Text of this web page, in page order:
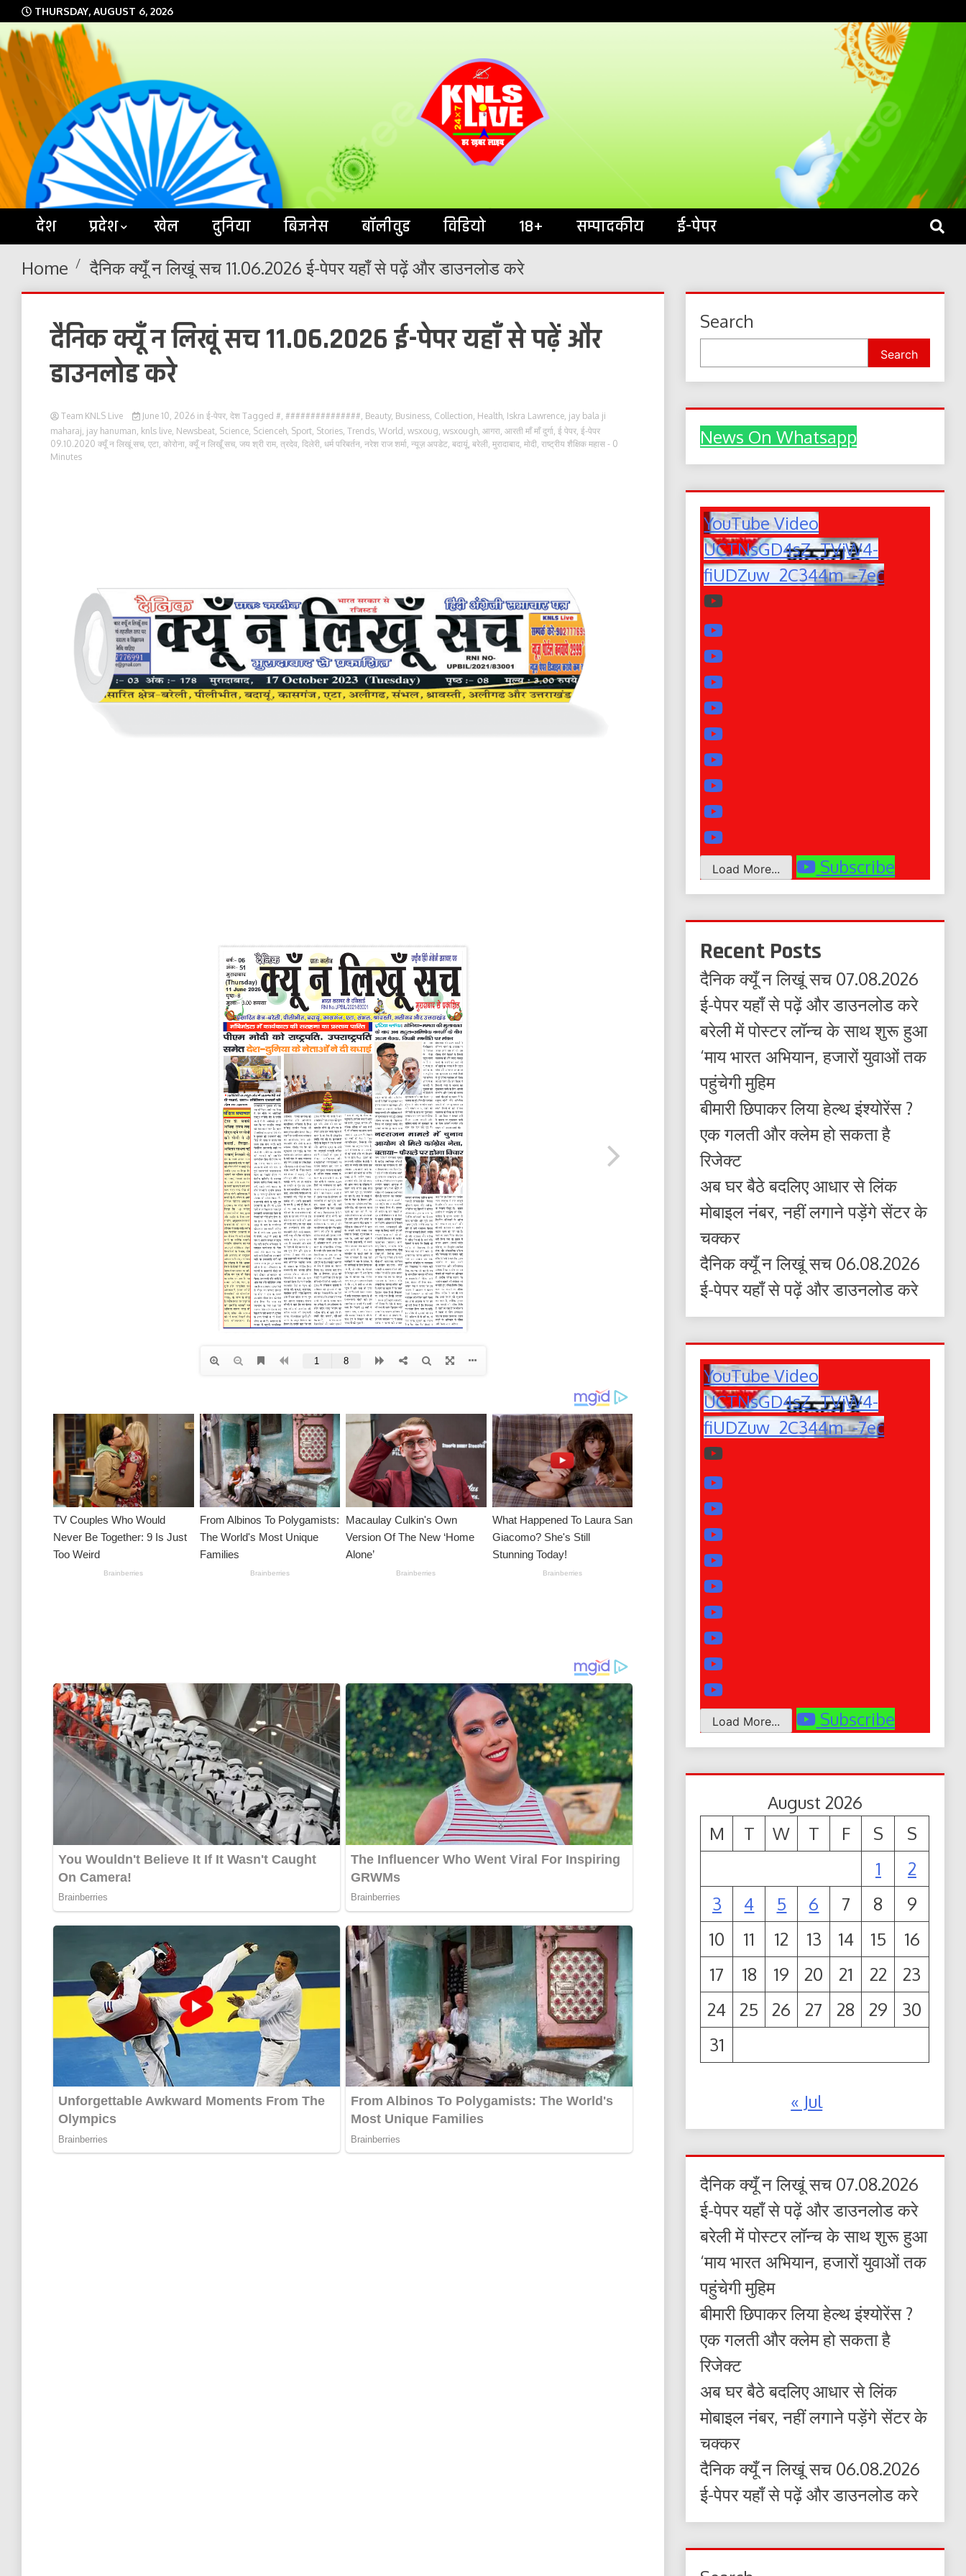
Skip
to
content
THURSDAY, AUGUST 6, 2026
KNLS LIVE
देश प्रदेश खेल दुनिया बिजनेस बॉलीवुड विडियो 18+ सम्पादकीय ई-पेपर
Home दैनिक क्यूँ न लिखूं सच 11.06.2026 ई-पेपर यहाँ से पढ़ें और डाउनलोड करे
दैनिक क्यूँ न लिखूं सच 11.06.2026 ई-पेपर यहाँ से पढ़ें और
डाउनलोड करे
Team KNLS Live June 10, 2026 in ई-पेपर, देश Tagged #, ###############, Beauty, Business, Collection, Health, Iskra Lawrence, jay bala ji
maharaj, jay hanuman, knls live, Newsbeat, Science, Scienceh, Sport, Stories, Trends, World , wsxoug, wsxough, आगरा, आरती माँ माँ दुर्गा, ई पेपर, ई-पेपर
09.10.2020 क्यूँ न लिखूं सच, एटा, कोरोना, क्यूँ न लिखूँ सच, जय श्री राम, त्रदेव, दिलेरी, धर्म परिबर्तन, नरेश राज शर्मा, न्यूज़ अपडेट, बदायूं, बरेली, मुरादाबाद, मोदी, राष्ट्रीय शैक्षिक महास - 0
Minutes
Search
Search
News On Whatsapp
YouTube Video
UCTNsGD4sZ_TVjW4-
fiUDZuw_2C344m_-7ec
Load More... Subscribe
Recent Posts
दैनिक क्यूँ न लिखूं सच 07.08.2026
ई-पेपर यहाँ से पढ़ें और डाउनलोड करे
बरेली में पोस्टर लॉन्च के साथ शुरू हुआ
‘माय भारत अभियान, हजारों युवाओं तक
पहुंचेगी मुहिम
बीमारी छिपाकर लिया हेल्थ इंश्योरेंस ?
एक गलती और क्लेम हो सकता है
रिजेक्ट
अब घर बैठे बदलिए आधार से लिंक
मोबाइल नंबर, नहीं लगाने पड़ेंगे सेंटर के
चक्कर
दैनिक क्यूँ न लिखूं सच 06.08.2026
ई-पेपर यहाँ से पढ़ें और डाउनलोड करे
YouTube Video
UCTNsGD4sZ_TVjW4-
fiUDZuw_2C344m_-7ec
Load More... Subscribe
August 2026
M
T W T F S
S
1
2
3
4 5 6 7 8
9
10
11 12 13 14 15
16
17
18 19 20 21 22
23
24
25 26 27 28 29
30
31
« Jul
दैनिक क्यूँ न लिखूं सच 07.08.2026
ई-पेपर यहाँ से पढ़ें और डाउनलोड करे
बरेली में पोस्टर लॉन्च के साथ शुरू हुआ
‘माय भारत अभियान, हजारों युवाओं तक
पहुंचेगी मुहिम
बीमारी छिपाकर लिया हेल्थ इंश्योरेंस ?
एक गलती और क्लेम हो सकता है
रिजेक्ट
अब घर बैठे बदलिए आधार से लिंक
मोबाइल नंबर, नहीं लगाने पड़ेंगे सेंटर के
चक्कर
दैनिक क्यूँ न लिखूं सच 06.08.2026
ई-पेपर यहाँ से पढ़ें और डाउनलोड करे